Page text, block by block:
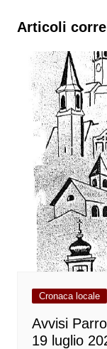
Articoli
Cronaca locale
Avvisi
19 luglio